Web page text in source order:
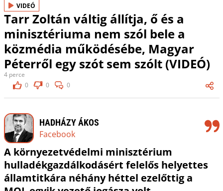
VIDEÓ
Tarr Zoltán váltig állítja, ő és a
minisztériuma nem szól bele a
közmédia működésébe, Magyar
Péterről egy szót sem szólt (VIDEÓ)
4 perce
0
0 0
HADHÁZY ÁKOS
Facebook
A környezetvédelmi minisztérium
hulladékgazdálkodásért felelős helyettes
államtitkára néhány héttel ezelőttig a